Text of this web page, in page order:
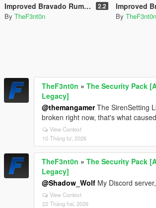
Improved Bravado Rumpo [Replace | Liveries | Legacy | Enhanced] 2.2
By TheF3nt0n
Improved Brute Boxville
By TheF3nt0n
TheF3nt0n » The Security Pack
Legacy]
@themangamerThe SirenSetting
broken right now, that's what
View Context
10 Tháng tư, 2026
TheF3nt0n » The Security Pack
Legacy]
@Shadow_Wolf My Discord
View Context
22 Tháng hai, 2026